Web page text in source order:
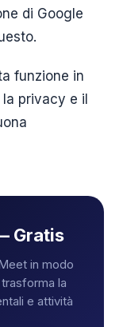
di Google
funzione in
privacy e il
Gratis
in modo
la
e attività